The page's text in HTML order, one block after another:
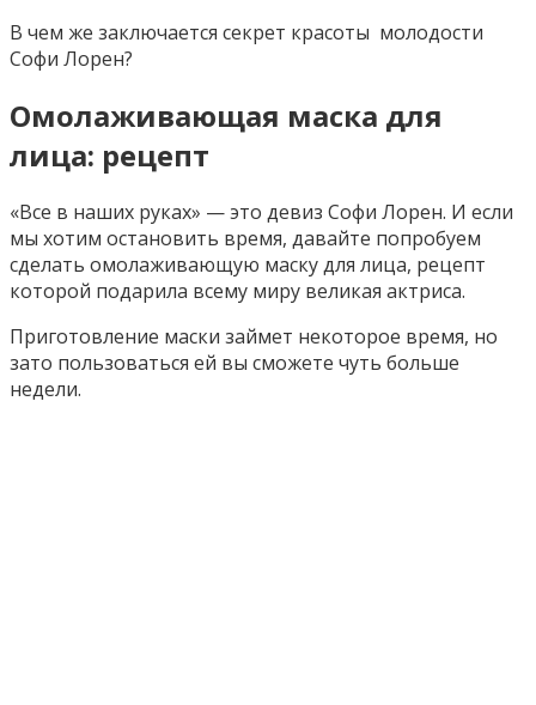
В чем же заключается секрет красоты молодости
Софи Лорен?
Омолаживающая маска для
лица: рецепт
«Все в наших руках» — это девиз Софи Лорен. И если
мы хотим остановить время, давайте попробуем
сделать омолаживающую маску для лица, рецепт
которой подарила всему миру великая актриса.
Приготовление маски займет некоторое время, но
зато пользоваться ей вы сможете чуть больше
недели.